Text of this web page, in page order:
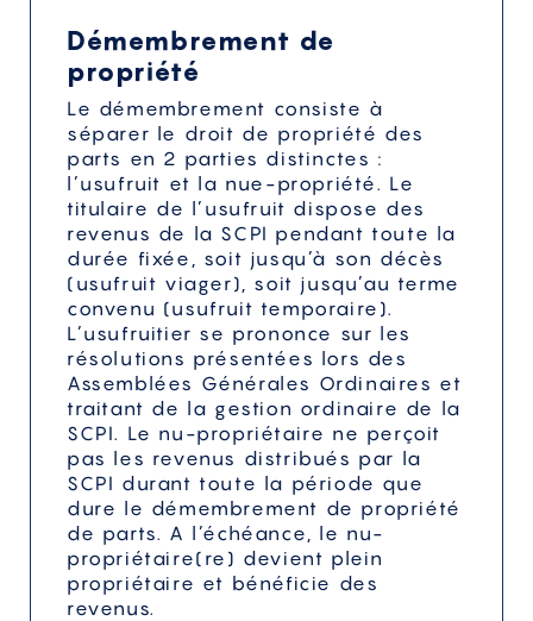
Démembrement de
propriété
Le démembrement consiste à
séparer le droit de propriété des
parts en 2 parties distinctes :
l’usufruit et la nue-propriété. Le
titulaire de l’usufruit dispose des
revenus de la SCPI pendant toute la
durée fixée, soit jusqu’à son décès
(usufruit viager), soit jusqu’au terme
convenu (usufruit temporaire).
L’usufruitier se prononce sur les
résolutions présentées lors des
Assemblées Générales Ordinaires et
traitant de la gestion ordinaire de la
SCPI. Le nu-propriétaire ne perçoit
pas les revenus distribués par la
SCPI durant toute la période que
dure le démembrement de propriété
de parts. A l’échéance, le nu-
propriétaire(re) devient plein
propriétaire et bénéficie des
revenus.